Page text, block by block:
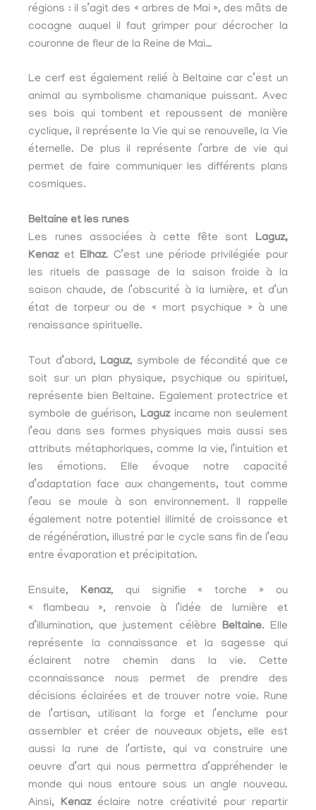
régions : il s’agit des « arbres de Mai », des mâts de
cocagne auquel il faut grimper pour décrocher la
couronne de fleur de la Reine de Mai…
Le cerf est également relié à Beltaine car c’est un
animal au symbolisme chamanique puissant. Avec
ses bois qui tombent et repoussent de manière
cyclique, il représente la Vie qui se renouvelle, la Vie
éternelle. De plus il représente l’arbre de vie qui
permet de faire communiquer les différents plans
cosmiques.
Beltaine et les runes
Les runes associées à cette fête sont Laguz,
Kenazet Elhaz. C’est une période privilégiée pour
les rituels de passage de la saison froide à la
saison chaude, de l’obscurité à la lumière, et d’un
état de torpeur ou de « mort psychique » à une
renaissance spirituelle.
Tout d’abord, Laguz, symbole de fécondité que ce
soit sur un plan physique, psychique ou spirituel,
représente bien Beltaine. Egalement protectrice et
symbole de guérison, Laguzincarne non seulement
l’eau dans ses formes physiques mais aussi ses
attributs métaphoriques, comme la vie, l’intuition et
les émotions. Elle évoque notre capacité
d’adaptation face aux changements, tout comme
l’eau se moule à son environnement. Il rappelle
également notre potentiel illimité de croissance et
de régénération, illustré par le cycle sans fin de l’eau
entre évaporation et précipitation.
Ensuite, Kenaz, qui signifie « torche » ou
« flambeau », renvoie à l’idée de lumière et
d’illumination, que justement célèbre Beltaine. Elle
représente la connaissance et la sagesse qui
éclairent notre chemin dans la vie. Cette
cconnaissance nous permet de prendre des
décisions éclairées et de trouver notre voie. Rune
de l’artisan, utilisant la forge et l’enclume pour
assembler et créer de nouveaux objets, elle est
aussi la rune de l’artiste, qui va construire une
oeuvre d’art qui nous permettra d’appréhender le
monde qui nous entoure sous un angle nouveau.
Ainsi, Kenazéclaire notre créativité pour repartir